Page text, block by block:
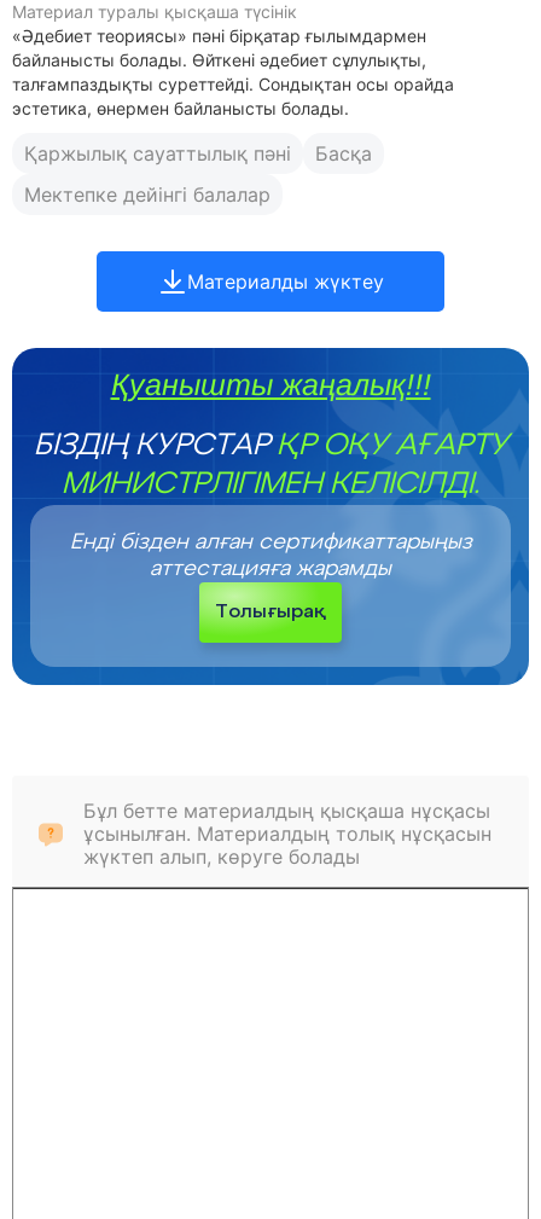
Материал туралы қысқаша түсінік
«Әдебиет теориясы» пәні бірқатар ғылымдармен
байланысты болады. Өйткені әдебиет сұлулықты,
талғампаздықты суреттейді. Сондықтан осы орайда
эстетика, өнермен байланысты болады.
Қаржылық сауаттылық пәні
Басқа
Мектепке дейінгі балалар
Материалды жүктеу
Қуанышты жаңалық!!!
БІЗДІҢ КУРСТАРҚР ОҚУ АҒАРТУ
МИНИСТРЛІГІМЕН КЕЛІСІЛДІ.
Енді бізден алған сертификаттарыңыз
аттестацияға жарамды
Толығырақ
Бұл бетте материалдың қысқаша нұсқасы
ұсынылған. Материалдың толық нұсқасын
жүктеп алып, көруге болады